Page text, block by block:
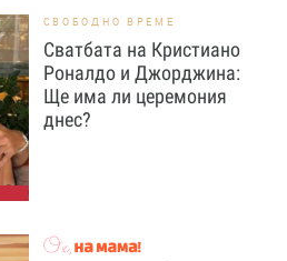
СВОБОДНО ВРЕМЕ
Сватбата на Кристиано
Роналдо и Джорджина:
Ще има ли церемония
днес?